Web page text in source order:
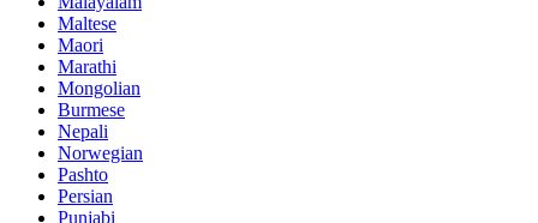
Maltese
Maori
Marathi
Mongolian
Burmese
Nepali
Norwegian
Pashto
Persian
Punjabi